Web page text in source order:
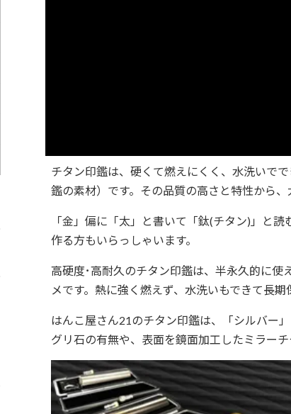
チタン印鑑は、硬くて燃えにくく、水洗いで
鑑の素材）です。その品質の高さと特性から
「金」偏に「太」と書いて「鈦(チタン)」と
作る方もいらっしゃいます。
高硬度･高耐久のチタン印鑑は、半永久的に使
メです。熱に強く燃えず、水洗いもできて長期
はんこ屋さん21のチタン印鑑は、「シルバー
グリ石の有無や、表面を鏡面加工したミラーチ